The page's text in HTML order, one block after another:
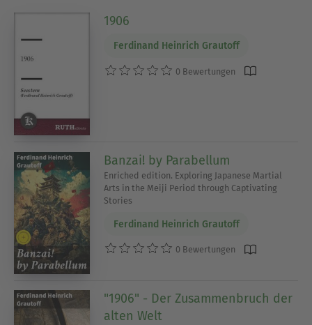
1906
Ferdinand Heinrich Grautoff
0 Bewertungen
Banzai! by Parabellum
Enriched edition. Exploring Japanese Martial
Arts in the Meiji Period through Captivating
Stories
Ferdinand Heinrich Grautoff
0 Bewertungen
"1906" - Der Zusammenbruch der
alten Welt